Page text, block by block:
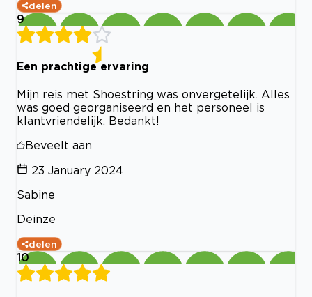
delen
9
Een prachtige ervaring
Mijn reis met Shoestring was onvergetelijk. Alles
was goed georganiseerd en het personeel is
klantvriendelijk. Bedankt!
Beveelt aan
23 January 2024
Sabine
Deinze
delen
10